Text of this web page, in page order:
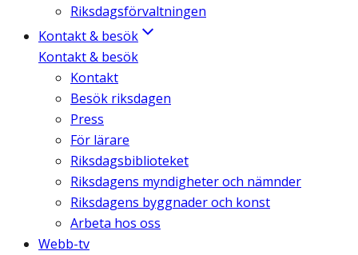
Riksdagsförvaltningen
Kontakt & besök
Kontakt & besök
Kontakt
Besök riksdagen
Press
För lärare
Riksdagsbiblioteket
Riksdagens myndigheter och nämnder
Riksdagens byggnader och konst
Arbeta hos oss
Webb-tv